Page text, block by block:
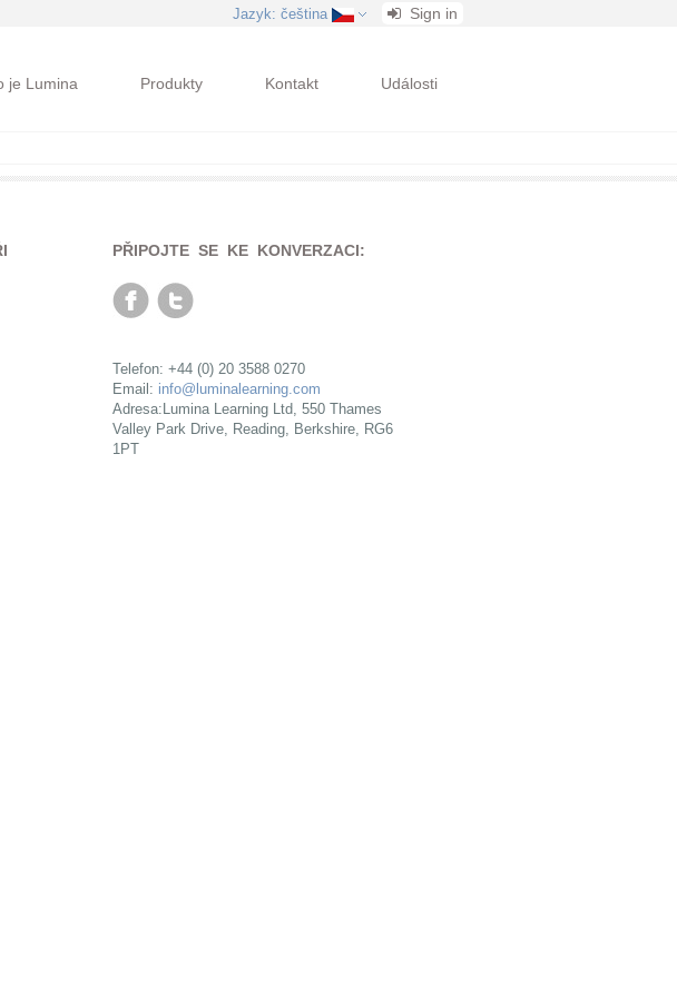
Jazyk: čeština Sign in
je Lumina Produkty Kontakt Události
PŘIPOJTE SE KE KONVERZACI:
Telefon: +44 (0) 20 3588 0270
Email: info@luminalearning.com
Adresa:Lumina Learning Ltd, 550 Thames
Valley Park Drive, Reading, Berkshire, RG6
1PT